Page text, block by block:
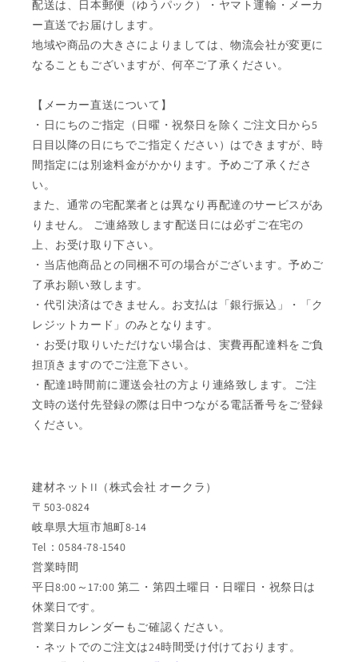
配送は、日本郵便（ゆうパック）・ヤマト運輸・メーカ
ー直送でお届けします。
地域や商品の大きさによりましては、物流会社が変更に
なることもございますが、何卒ご了承ください。
【メーカー直送について】
・日にちのご指定（日曜・祝祭日を除くご注文日から5
日目以降の日にちでご指定ください）はできますが、時
間指定には別途料金がかかります。予めご了承くださ
い。
また、通常の宅配業者とは異なり再配達のサービスがあ
りません。 ご連絡致します配送日には必ずご在宅の
上、お受け取り下さい。
・当店他商品との同梱不可の場合がございます。予めご
了承お願い致します。
・代引決済はできません。お支払は「銀行振込」・「ク
レジットカード」のみとなります。
・お受け取りいただけない場合は、実費再配達料をご負
担頂きますのでご注意下さい。
・配達1時間前に運送会社の方より連絡致します。ご注
文時の送付先登録の際は日中つながる電話番号をご登録
ください。
建材ネットII（株式会社 オークラ）
〒503-0824
岐阜県大垣市旭町8-14
Tel：0584-78-1540
営業時間
平日8:00～17:00 第二・第四土曜日・日曜日・祝祭日は
休業日です。
営業日カレンダーもご確認ください。
・ネットでのご注文は24時間受け付けております。